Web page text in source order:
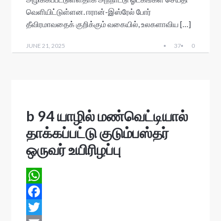
k
r
r
e
a
s
a
r
வெளியிட்டுள்ளன. ஈரான்-இஸ்ரேல் போர்
தீவிரமாவதைக் குறிக்கும் வகையில், உலகளாவிய […]
JUNE 21, 2025 37 0
b 94 யாழில் மண்வெட்டியால்
தாக்கப்பட்டு குடும்பஸ்தர்
ஒருவர் உயிரிழப்பு
W
hF